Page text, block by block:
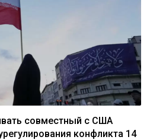
совместный с США
конфликта 14